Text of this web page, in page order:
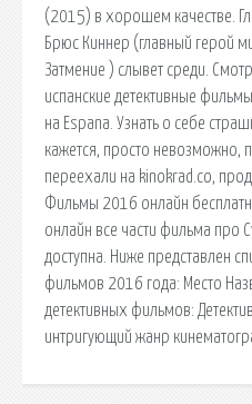
(2015) в хорошем качестве.
Брюс Киннер (главный герой
Затмение ) слывет среди.
испанские детективные
на Espana. Узнать о себе
кажется, просто невозможно,
переехали на kinokrad.co,
Фильмы 2016 онлайн
онлайн все части фильма
доступна. Ниже представлен
фильмов 2016 года: Место
детективных фильмов:
интригующий жанр